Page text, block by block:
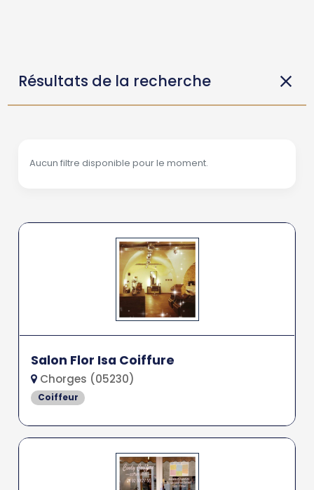
Résultats de la recherche
Aucun filtre disponible pour le moment.
Salon Flor Isa Coiffure
Chorges (05230)
Coiffeur